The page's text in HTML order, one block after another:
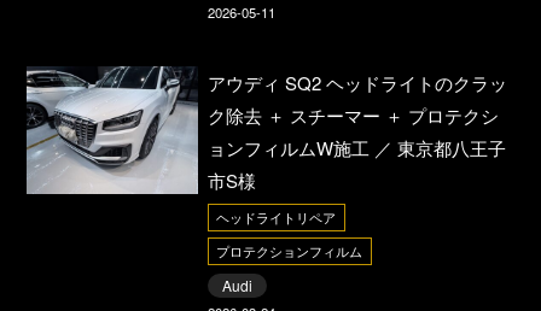
2026-05-11
アウディ SQ2 ヘッドライトのクラッ
ク除去 ＋ スチーマー ＋ プロテクシ
ョンフィルムW施工 ／ 東京都八王子
市S様
ヘッドライトリペア
プロテクションフィルム
Audi